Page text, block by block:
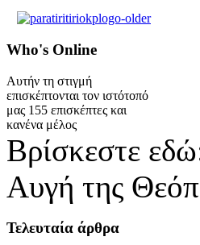
Who's Online
Αυτήν τη στιγμή
επισκέπτονται τον ιστότοπό
μας 155 επισκέπτες και
κανένα μέλος
Βρίσκεστε
Αυγή της
Τελευταία άρθρα